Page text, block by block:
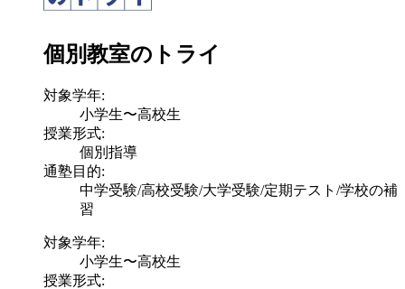
個別教室のトライ
対象学年:
小学生〜高校生
授業形式:
個別指導
通塾目的:
中学受験/高校受験/大学受験/定期テスト/学校の補
習
対象学年:
小学生〜高校生
授業形式: